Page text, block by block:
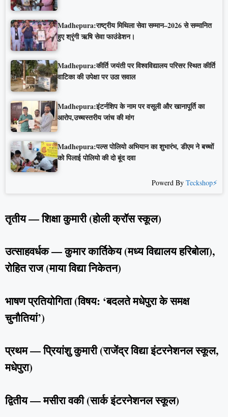
Madhepura:राष्ट्रीय मिथिला सेवा सम्मान–2026 से सम्मानित
हुए श्रृंगी ऋषि सेवा फाउंडेशन।
Madhepura:कीर्ति जयंती पर विश्वविद्यालय परिसर स्थित कीर्ति
वाटिका की उपेक्षा पर उठा सवाल
Madhepura:इंटर्नशिप के नाम पर वसूली और खानापूर्ति का
आरोप,उच्चस्तरीय जांच की मांग
Madhepura:पल्स पोलियो अभियान का शुभारंभ, डीएम ने बच्चों
को पिलाई पोलियो की दो बूंद दवा
Powerd By Teckshop⚡
तृतीय — शिक्षा कुमारी (होली क्रॉस स्कूल)
उत्साहवर्धक — कुमार कार्तिकेय (मध्य विद्यालय हरिबोला),
रोहित राज (माया विद्या निकेतन)
भाषण प्रतियोगिता (विषय: ‘बदलते मधेपुरा के समक्ष
चुनौतियां’)
प्रथम — प्रियांशु कुमारी (राजेंद्र विद्या इंटरनेशनल स्कूल,
मधेपुरा)
द्वितीय — मसीरा वकी (सार्क इंटरनेशनल स्कूल)